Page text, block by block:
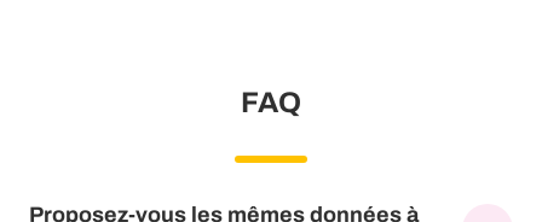
FAQ
Proposez-vous les mêmes données à